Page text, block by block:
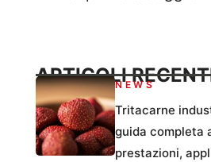
ARTICOLINEWS
Tritacarne
guida completa
prestazioni,